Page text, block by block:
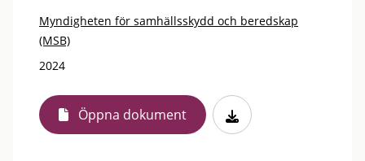
Myndigheten för samhällsskydd och beredskap
(MSB)
2024
Öppna dokument